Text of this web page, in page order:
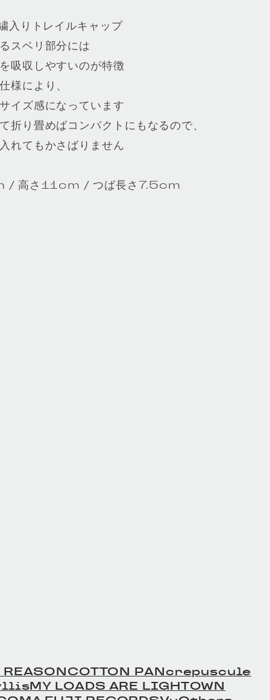
入りトレイルキャップ
スベリ部分には
吸収しやすいのが特徴
様により、
イズ感になっています
折り畳めばコンパクトにもなるので、
れてもかさばりません
高さ11cm / つば長さ7.5cm
COTTON PANcrepuscule
MY LOADS ARE LIGHTOWN